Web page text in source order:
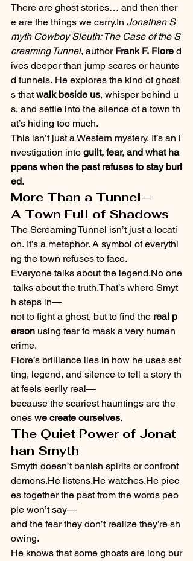
There are ghost stories… and then ther
e are the things we carry.In Jonathan S
myth Cowboy Sleuth: The Case of the S
creaming Tunnel, author Frank F. Fiore d
ives deeper than jump scares or haunte
d tunnels. He explores the kind of ghost
s that walk beside us, whisper behind u
s, and settle into the silence of a town th
at’s hiding too much.
This isn’t just a Western mystery. It’s an i
nvestigation into guilt, fear, and what ha
ppens when the past refuses to stay buri
ed.
More Than a Tunnel—
A Town Full of Shadows
The Screaming Tunnel isn’t just a locati
on. It’s a metaphor. A symbol of everythi
ng the town refuses to face.
Everyone talks about the legend.No one
talks about the truth.That’s where Smyt
h steps in—
not to fight a ghost, but to find the real p
erson using fear to mask a very human
crime.
Fiore’s brilliance lies in how he uses set
ting, legend, and silence to tell a story th
at feels eerily real—
because the scariest hauntings are the
ones we create ourselves.
The Quiet Power of Jonat
han Smyth
Smyth doesn’t banish spirits or confront
demons.He listens.He watches.He piec
es together the past from the words peo
ple won’t say—
and the fear they don’t realize they’re sh
owing.
He knows that some ghosts are long bur